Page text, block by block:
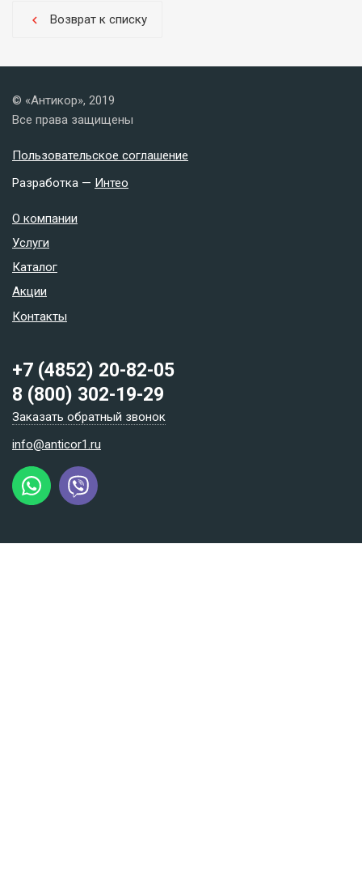
chevron_left Возврат к списку
© «Антикор», 2019
Все права защищены
Пользовательское соглашение
Разработка — Интео
О компании
Услуги
Каталог
Акции
Контакты
+7 (4852) 20-82-05
8 (800) 302-19-29
Заказать обратный звонок
info@anticor1.ru